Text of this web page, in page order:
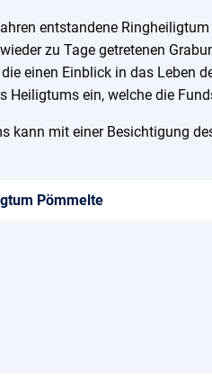
entstandene
zu Tage getretenen
einen Einblick in das
Heiligtums ein, welche die
kann mit einer Besichtigung
Pömmelte